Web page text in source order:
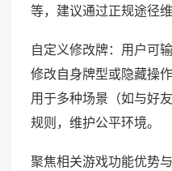
等，建议通过正规途径维
自定义修改牌：用户可
修改自身牌型或隐藏操
用于多种场景（如与好
规则，维护公平环境。
聚焦相关游戏功能优势与